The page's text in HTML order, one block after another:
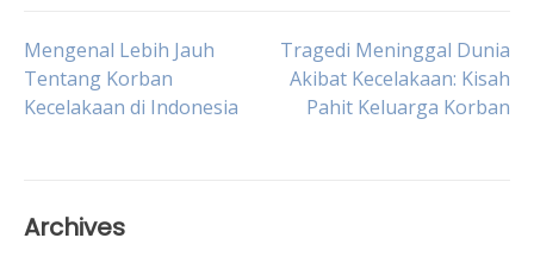
Post
navigation
Mengenal Lebih Jauh
Tentang Korban
Kecelakaan di Indonesia
Tragedi Meninggal Dunia
Akibat Kecelakaan: Kisah
Pahit Keluarga Korban
Archives